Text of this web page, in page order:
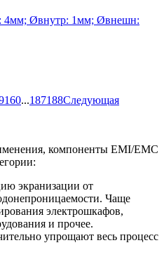
4мм; Øвнутр: 1мм; Øвнешн:
160...187188Следующая
компоненты EMI/ЕМС
экранизации от
Чаще
электрошкафов,
и прочее.
упрощают весь процесс